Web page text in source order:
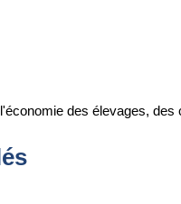
des élevages,